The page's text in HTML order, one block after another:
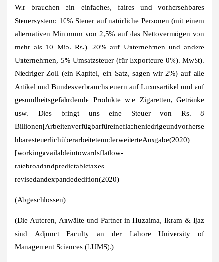
Wir brauchen ein einfaches, faires und vorhersehbares
Steuersystem: 10% Steuer auf natürliche Personen (mit einem
alternativen Minimum von 2,5% auf das Nettovermögen von
mehr als 10 Mio. Rs.), 20% auf Unternehmen und andere
Unternehmen, 5% Umsatzsteuer (für Exporteure 0%). MwSt).
Niedriger Zoll (ein Kapitel, ein Satz, sagen wir 2%) auf alle
Artikel und Bundesverbrauchsteuern auf Luxusartikel und auf
gesundheitsgefährdende Produkte wie Zigaretten, Getränke
usw. Dies bringt uns eine Steuer von Rs. 8
Billionen[Arbeitenverfügbarfüreineflacheniedrigeundvorherse
hbaresteuerlichüberarbeiteteunderweiterteAusgabe(2020)
[workingavailableintowardsflatlow-
ratebroadandpredictabletaxes-
revisedandexpandededition(2020)
(Abgeschlossen)
(Die Autoren, Anwälte und Partner in Huzaima, Ikram & Ijaz
sind Adjunct Faculty an der Lahore University of
Management Sciences (LUMS).)